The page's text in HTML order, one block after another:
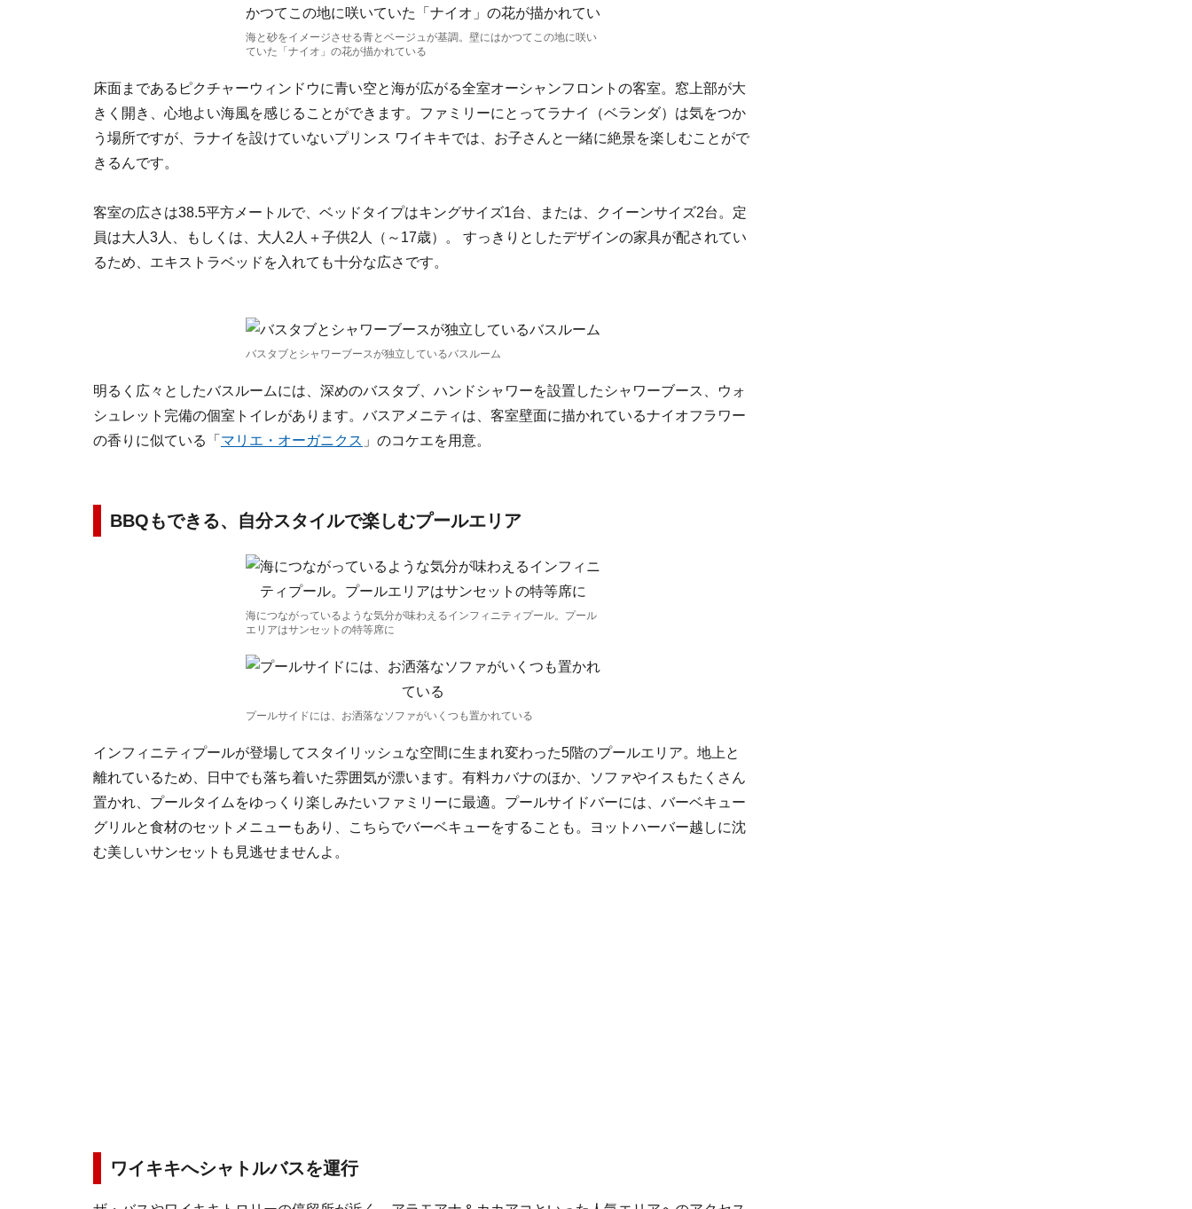
海と砂をイメージさせる青とベージュが基調。壁にはかつてこの地に咲い
ていた「ナイオ」の花が描かれている
床面まであるピクチャーウィンドウに青い空と海が広がる全室オーシャンフロントの客室。窓上部が大
きく開き、心地よい海風を感じることができます。ファミリーにとってラナイ（ベランダ）は気をつか
う場所ですが、ラナイを設けていないプリンス ワイキキでは、お子さんと一緒に絶景を楽しむことがで
きるんです。
客室の広さは38.5平方メートルで、ベッドタイプはキングサイズ1台、または、クイーンサイズ2台。定
員は大人3人、もしくは、大人2人＋子供2人（～17歳）。 すっきりとしたデザインの家具が配されてい
るため、エキストラベッドを入れても十分な広さです。
バスタブとシャワーブースが独立しているバスルーム
明るく広々としたバスルームには、深めのバスタブ、ハンドシャワーを設置したシャワーブース、ウォ
シュレット完備の個室トイレがあります。バスアメニティは、客室壁面に描かれているナイオフラワー
の香りに似ている「 マリエ・オーガニクス 」のコケエを用意。
BBQもできる、自分スタイルで楽しむプールエリア
海につながっているような気分が味わえるインフィニティプール。プール
エリアはサンセットの特等席に
プールサイドには、お洒落なソファがいくつも置かれている
インフィニティプールが登場してスタイリッシュな空間に生まれ変わった5階のプールエリア。地上と
離れているため、日中でも落ち着いた雰囲気が漂います。有料カバナのほか、ソファやイスもたくさん
置かれ、プールタイムをゆっくり楽しみたいファミリーに最適。プールサイドバーには、バーベキュー
グリルと食材のセットメニューもあり、こちらでバーベキューをすることも。ヨットハーバー越しに沈
む美しいサンセットも見逃せませんよ。
ワイキキへシャトルバスを運行